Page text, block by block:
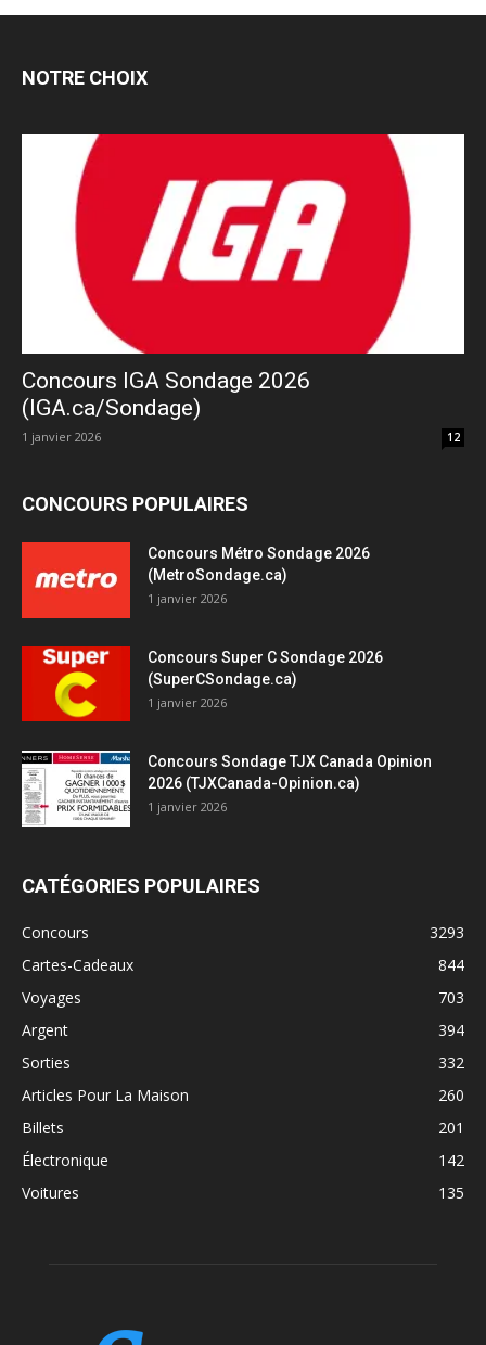
NOTRE CHOIX
Concours IGA Sondage 2026
(IGA.ca/Sondage)
1 janvier 2026 12
CONCOURS POPULAIRES
Concours Métro Sondage 2026
(MetroSondage.ca)
1 janvier 2026
Concours Super C Sondage 2026
(SuperCSondage.ca)
1 janvier 2026
Concours Sondage TJX Canada Opinion
2026 (TJXCanada-Opinion.ca)
1 janvier 2026
CATÉGORIES POPULAIRES
Concours
3293
Cartes-Cadeaux
844
Voyages
703
Argent
394
Sorties
332
Articles Pour La Maison
260
Billets
201
Électronique
142
Voitures
135